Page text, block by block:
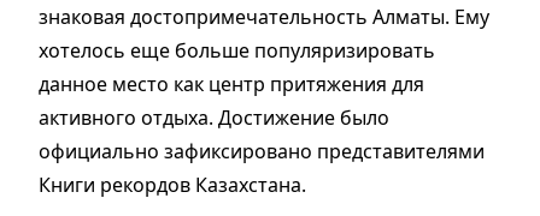
знаковая достопримечательность Алматы. Ему
хотелось еще больше популяризировать
данное место как центр притяжения для
активного отдыха. Достижение было
официально зафиксировано представителями
Книги рекордов Казахстана.